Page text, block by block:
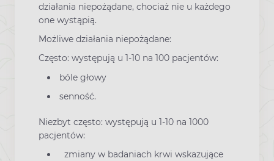
działania niepożądane, chociaż nie u każdego
one wystąpią.
Możliwe działania niepożądane:
Często: występują u 1-10 na 100 pacjentów:
bóle głowy
senność.
Niezbyt często: występują u 1-10 na 1000
pacjentów:
zmiany w badaniach krwi wskazujące